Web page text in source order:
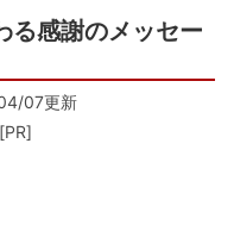
る感謝のメッセー
07更新
[PR]